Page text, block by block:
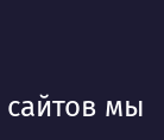
сайтов мы